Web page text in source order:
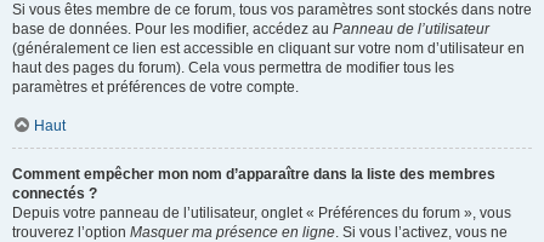
Si vous êtes membre de ce forum, tous vos paramètres sont stockés dans notre
base de données. Pour les modifier, accédez au Panneau de l’utilisateur
(généralement ce lien est accessible en cliquant sur votre nom d’utilisateur en
haut des pages du forum). Cela vous permettra de modifier tous les
paramètres et préférences de votre compte.
Haut
Comment empêcher mon nom d’apparaître dans la liste des membres
connectés ?
Depuis votre panneau de l’utilisateur, onglet « Préférences du forum », vous
trouverez l’option Masquer ma présence en ligne. Si vous l’activez, vous ne